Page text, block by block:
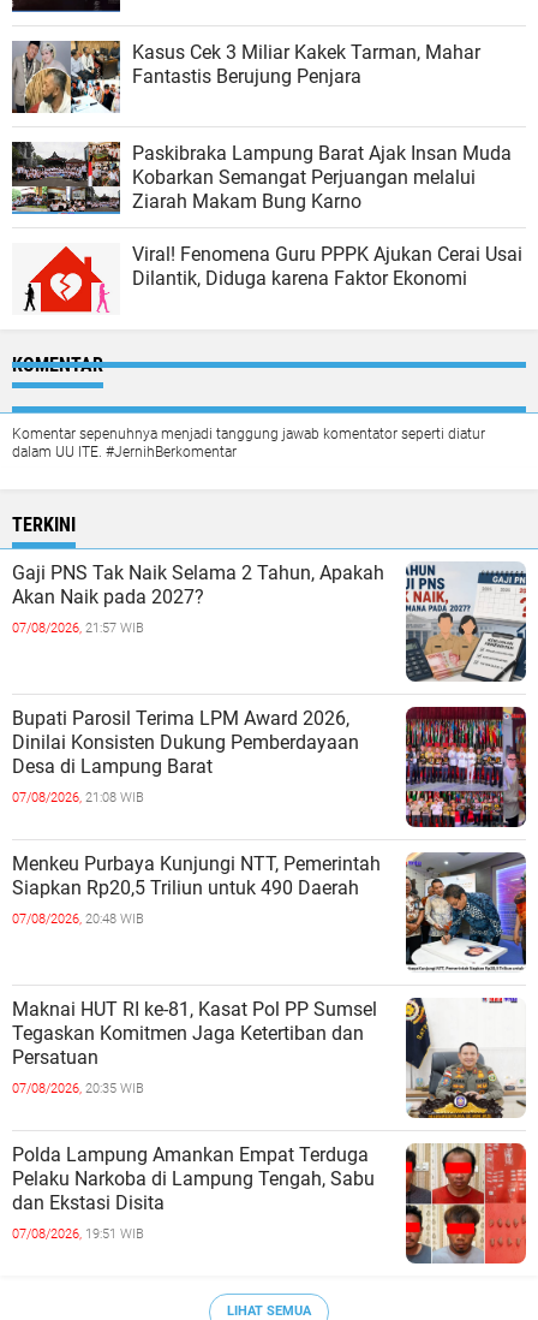
Kasus Cek 3 Miliar Kakek Tarman, Mahar
Fantastis Berujung Penjara
Paskibraka Lampung Barat Ajak Insan Muda
Kobarkan Semangat Perjuangan melalui
Ziarah Makam Bung Karno
Viral! Fenomena Guru PPPK Ajukan Cerai Usai
Dilantik, Diduga karena Faktor Ekonomi
KOMENTAR
Komentar sepenuhnya menjadi tanggung jawab komentator seperti diatur
dalam UU ITE. #JernihBerkomentar
TERKINI
Gaji PNS Tak Naik Selama 2 Tahun, Apakah
Akan Naik pada 2027?
07/08/2026, 21:57 WIB
Bupati Parosil Terima LPM Award 2026,
Dinilai Konsisten Dukung Pemberdayaan
Desa di Lampung Barat
07/08/2026, 21:08 WIB
Menkeu Purbaya Kunjungi NTT, Pemerintah
Siapkan Rp20,5 Triliun untuk 490 Daerah
07/08/2026, 20:48 WIB
Maknai HUT RI ke-81, Kasat Pol PP Sumsel
Tegaskan Komitmen Jaga Ketertiban dan
Persatuan
07/08/2026, 20:35 WIB
Polda Lampung Amankan Empat Terduga
Pelaku Narkoba di Lampung Tengah, Sabu
dan Ekstasi Disita
07/08/2026, 19:51 WIB
LIHAT SEMUA